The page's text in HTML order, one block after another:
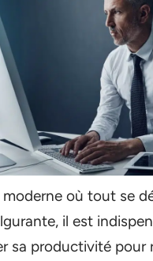
moderne où tout se
il est
sa productivité pour